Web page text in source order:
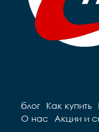
блог Как купить
О нас
Акции и